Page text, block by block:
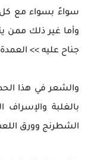
سواءً بسواء مع
وأما غير ذلك ممن
جناح عليه >>
والشعر في هذا
بالغلبة والإسراف
الشطرنج وورق